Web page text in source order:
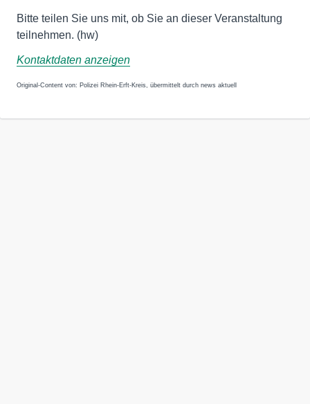
Bitte teilen Sie uns mit, ob Sie an dieser Veranstaltung
teilnehmen. (hw)
Kontaktdaten anzeigen
Original-Content von: Polizei Rhein-Erft-Kreis, übermittelt durch news aktuell